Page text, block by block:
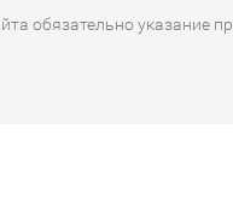
обязательно указание